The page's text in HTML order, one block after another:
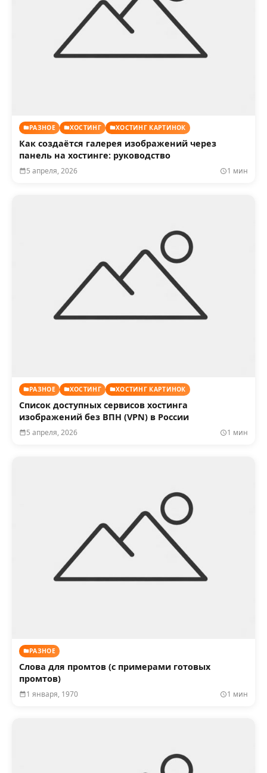
РАЗНОЕ ХОСТИНГ ХОСТИНГ КАРТИНОК
Как создаётся галерея изображений через
панель на хостинге: руководство
5 апреля, 2026 1 мин
РАЗНОЕ ХОСТИНГ ХОСТИНГ КАРТИНОК
Список доступных сервисов хостинга
изображений без ВПН (VPN) в России
5 апреля, 2026 1 мин
РАЗНОЕ
Слова для промтов (с примерами готовых
промтов)
1 января, 1970 1 мин